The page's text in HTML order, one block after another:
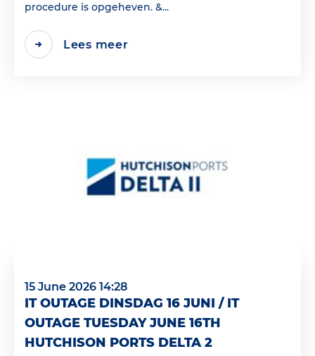
procedure is opgeheven. &...
Lees meer
15 June 2026 14:28
IT OUTAGE DINSDAG 16 JUNI / IT
OUTAGE TUESDAY JUNE 16TH
HUTCHISON PORTS DELTA 2